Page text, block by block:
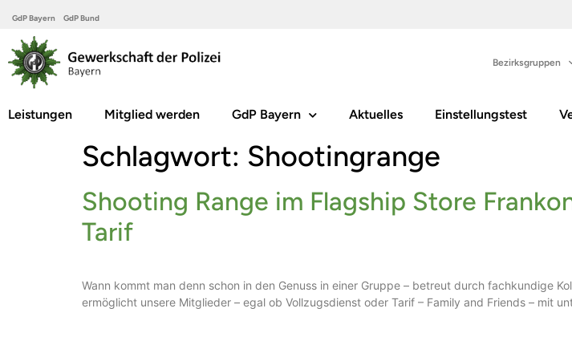
GdP Bayern GdP Bund
Bezirksgruppen
Leistungen Mitglied werden GdP Bayern Aktuelles Einstellungstest
Schlagwort: Shootingrange
Shooting Range im Flagship Store
Tarif
Wann kommt man denn schon in den Genuss in einer Gruppe – betreut durch fachkundige
ermöglicht unsere Mitglieder – egal ob Vollzugsdienst oder Tarif – Family and Friends – mit